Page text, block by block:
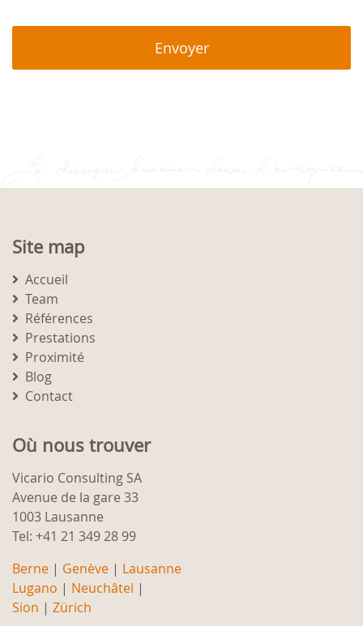
CAPTCHA
Site map
Accueil
Team
Références
Prestations
Proximité
Blog
Contact
Où nous trouver
Vicario Consulting SA
Avenue de la gare 33
1003 Lausanne
Tel: +41 21 349 28 99
Berne | Genève | Lausanne
Lugano | Neuchâtel |
Sion | Zürich